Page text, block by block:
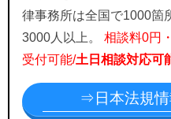
律事務所は全国で1000箇
3000人以上。 相談料0円
受付可能/土日相談対応可
⇒日本法規情